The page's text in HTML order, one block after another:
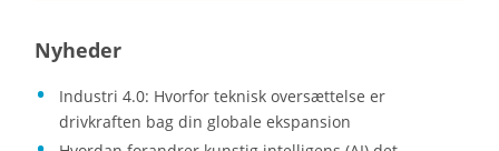
Nyheder
Industri 4.0: Hvorfor teknisk oversættelse er
drivkraften bag din globale ekspansion